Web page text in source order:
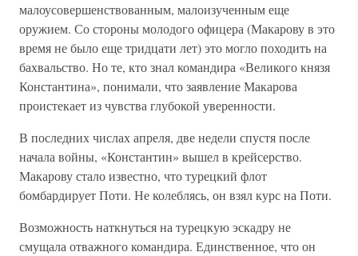
малоусовершенствованным, малоизученным еще
оружием. Со стороны молодого офицера (Макарову в это
время не было еще тридцати лет) это могло походить на
бахвальство. Но те, кто знал командира «Великого князя
Константина», понимали, что заявление Макарова
проистекает из чувства глубокой уверенности.
В последних числах апреля, две недели спустя после
начала войны, «Константин» вышел в крейсерство.
Макарову стало известно, что турецкий флот
бомбардирует Поти. Не колеблясь, он взял курс на Поти.
Возможность наткнуться на турецкую эскадру не
смущала отважного командира. Единственное, что он